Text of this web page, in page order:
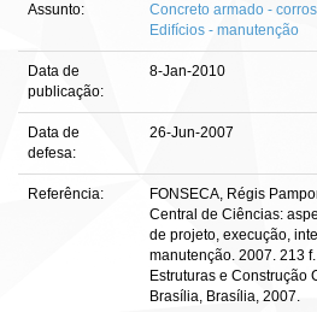
Assunto:
Concreto armado -
Edifícios - manutenção
Data de
publicação:
8-Jan-2010
Data de
defesa:
26-Jun-2007
Referência:
FONSECA, Régis
Central de Ciências:
de projeto, execução,
manutenção. 2007. 213
Estruturas e
Brasília, Brasília, 2007.